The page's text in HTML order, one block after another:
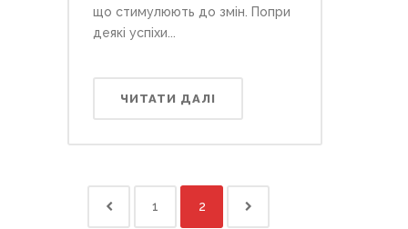
що стимулюють до змін. Попри
деякі успіхи...
ЧИТАТИ ДАЛІ
1 2